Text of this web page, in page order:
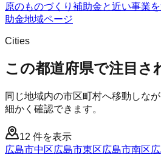
原のものづくり補助金と近い事業
助金地域ページ
Cities
この都道府県で注目さ
同じ地域内の市区町村へ移動しな
細かく確認できます。
12 件を表示
広島市中区広島市東区広島市南区